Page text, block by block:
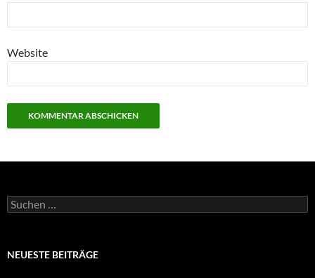
Website
Suchen
nach:
NEUESTE BEITRÄGE